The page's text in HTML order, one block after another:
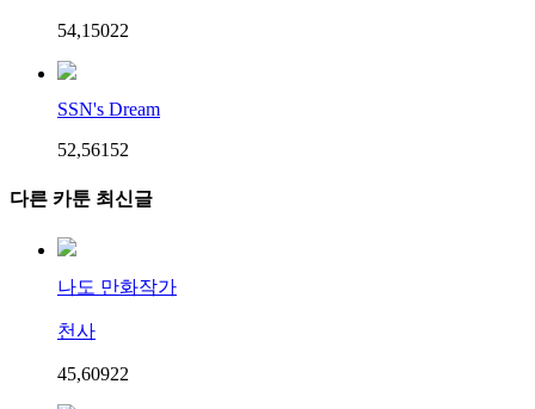
54,15022
SSN's Dream
52,56152
다른 카툰 최신글
나도 만화작가
천사
45,60922